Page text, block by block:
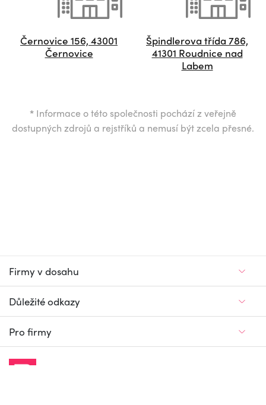
Černovice 156, 43001
Černovice
Špindlerova třída 786,
41301 Roudnice nad
Labem
* Informace o této společnosti pochází z veřejně
dostupných zdrojů a rejstříků a nemusí být zcela přesné.
Firmy v dosahu
Důležité odkazy
Pro firmy